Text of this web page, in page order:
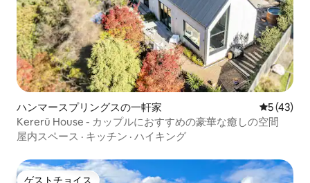
ハンマースプリングスの一軒家 レビュー
5 (43)
Kererū House - カップルにおすすめの豪華な癒しの空間
屋内スペース · キッチン · ハイキング
ゲストチョイス